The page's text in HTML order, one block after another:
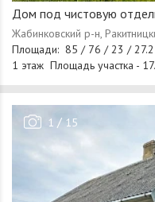
Дом под чистовую
1 / 15